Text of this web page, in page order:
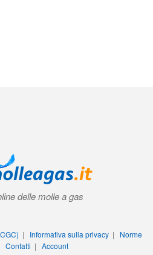
delle molle a gas
| Informativa sulla privacy | Norme
Contatti | Account